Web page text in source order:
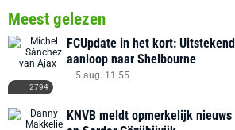
Meest gelezen
2794
FCUpdate in het kort:
aanloop naar Shelbourne
5 aug. 11:55
KNVB meldt opmerkelijk